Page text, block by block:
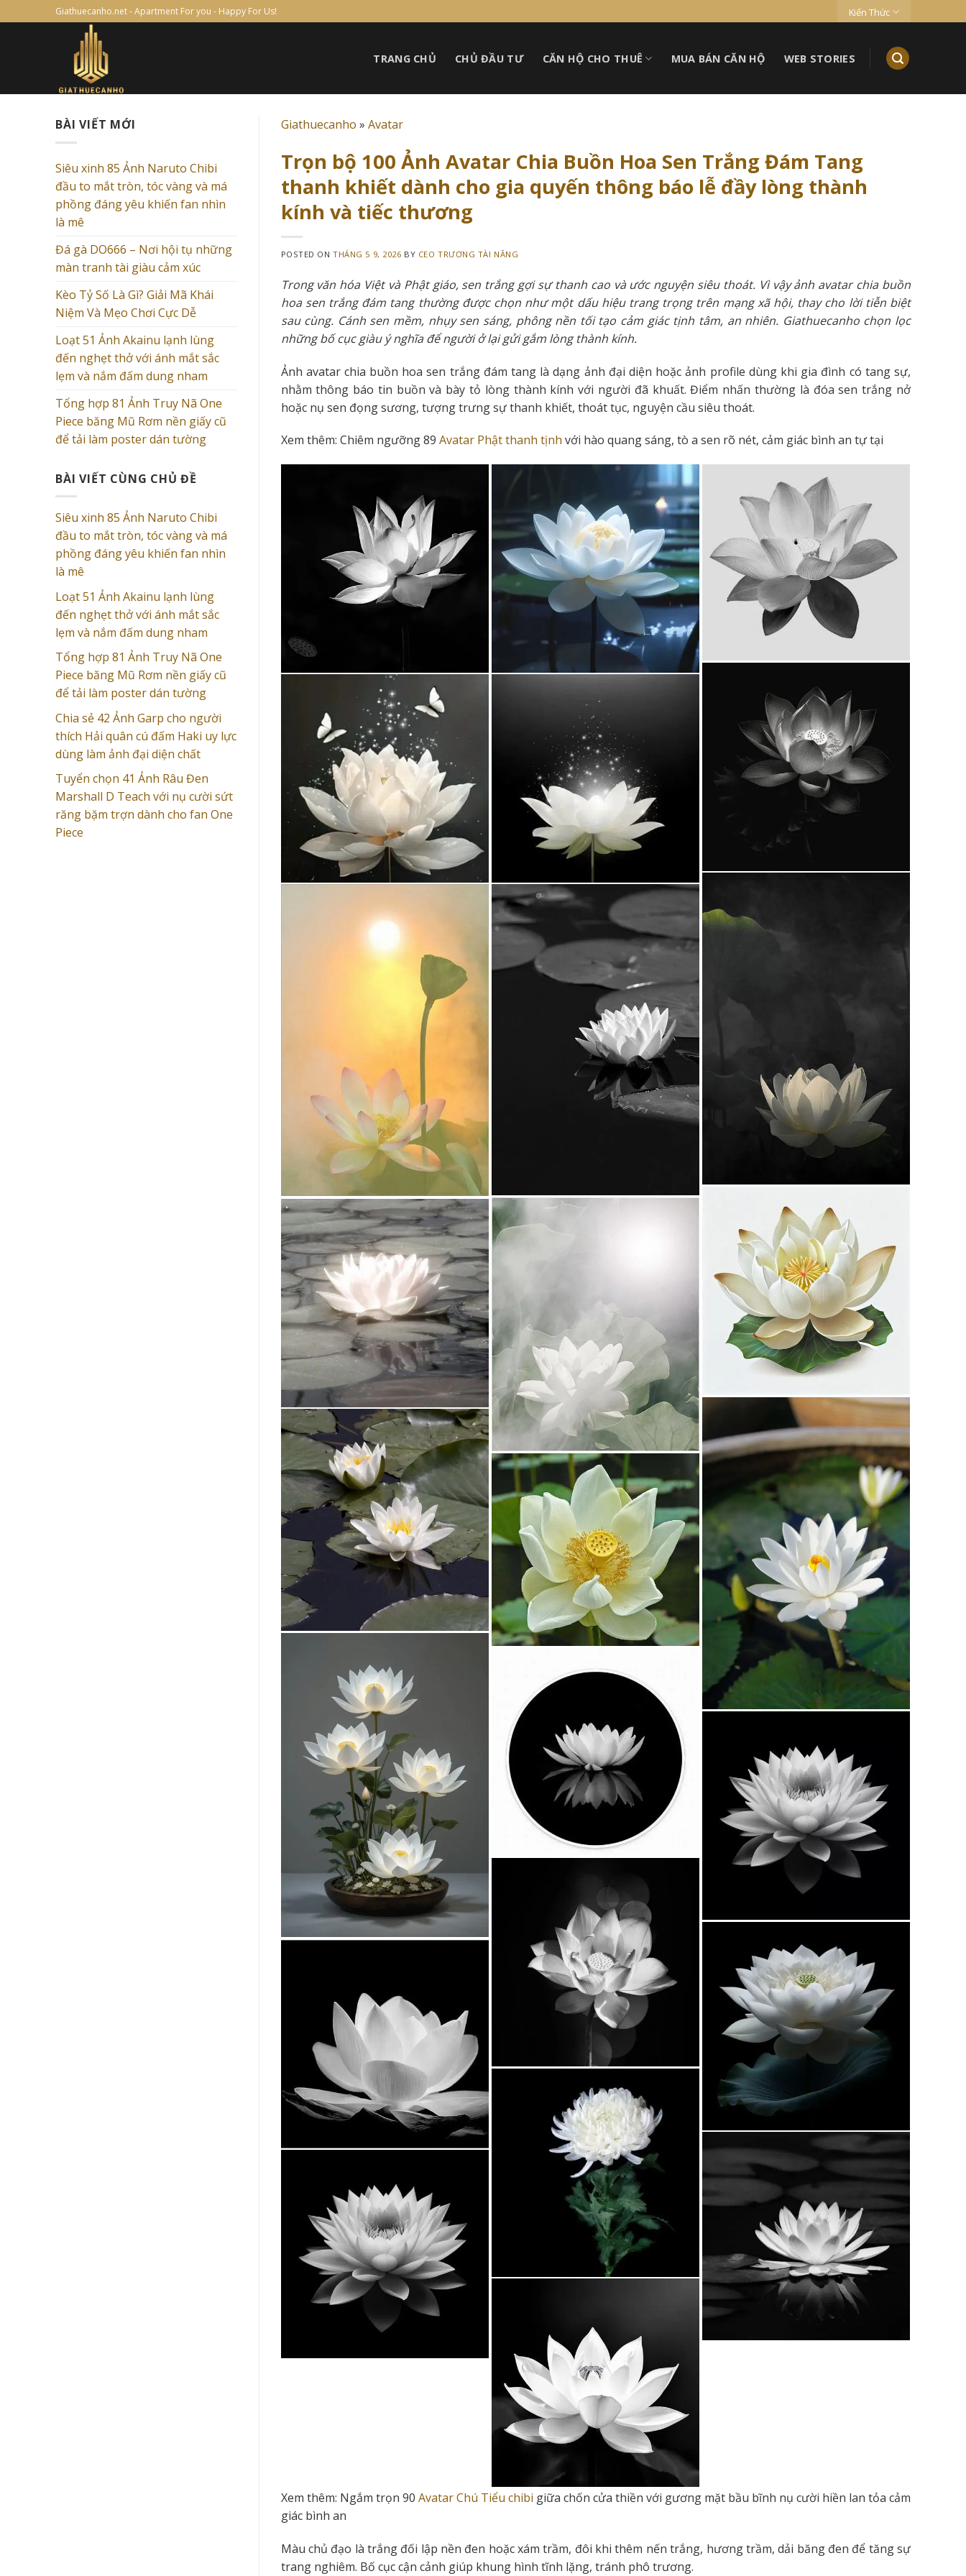
to
Giathuecanho.net - Apartment For you - Happy For Us! Kiến Thức
TRANG CHỦ CHỦ ĐẦU TƯ CĂN HỘ CHO THUÊ MUA BÁN CĂN HỘ WEB STORIES
BÀI VIẾT MỚI
Siêu xinh 85 Ảnh Naruto Chibi
đầu to mắt tròn, tóc vàng và má
phồng đáng yêu khiến fan nhìn
là mê
Đá gà DO666 – Nơi hội tụ những
màn tranh tài giàu cảm xúc
Kèo Tỷ Số Là Gì? Giải Mã Khái
Niệm Và Mẹo Chơi Cực Dễ
Loạt 51 Ảnh Akainu lạnh lùng
đến nghẹt thở với ánh mắt sắc
lẹm và nắm đấm dung nham
Tổng hợp 81 Ảnh Truy Nã One
Piece băng Mũ Rơm nền giấy cũ
để tải làm poster dán tường
BÀI VIẾT CÙNG CHỦ ĐỀ
Siêu xinh 85 Ảnh Naruto Chibi
đầu to mắt tròn, tóc vàng và má
phồng đáng yêu khiến fan nhìn
là mê
Loạt 51 Ảnh Akainu lạnh lùng
đến nghẹt thở với ánh mắt sắc
lẹm và nắm đấm dung nham
Tổng hợp 81 Ảnh Truy Nã One
Piece băng Mũ Rơm nền giấy cũ
để tải làm poster dán tường
Chia sẻ 42 Ảnh Garp cho người
thích Hải quân cú đấm Haki uy lực
dùng làm ảnh đại diện chất
Tuyển chọn 41 Ảnh Râu Đen
Marshall D Teach với nụ cười sứt
răng bặm trợn dành cho fan One
Piece
Giathuecanho » Avatar
Trọn bộ 100 Ảnh Avatar Chia Buồn Hoa Sen Trắng Đám Tang
thanh khiết dành cho gia quyến thông báo lễ đầy lòng thành
kính và tiếc thương
POSTED ONTHÁNG 5 9, 2026 BY CEO TRƯƠNG TÀI NĂNG
Trong văn hóa Việt và Phật giáo, sen trắng gợi sự thanh cao và ước nguyện siêu thoát. Vì vậy ảnh avatar chia buồn
hoa sen trắng đám tang thường được chọn như một dấu hiệu trang trọng trên mạng xã hội, thay cho lời tiễn biệt
sau cùng. Cánh sen mềm, nhụy sen sáng, phông nền tối tạo cảm giác tịnh tâm, an nhiên. Giathuecanho chọn lọc
những bố cục giàu ý nghĩa để người ở lại gửi gắm lòng thành kính.
Ảnh avatar chia buồn hoa sen trắng đám tang là dạng ảnh đại diện hoặc ảnh profile dùng khi gia đình có tang sự,
nhằm thông báo tin buồn và bày tỏ lòng thành kính với người đã khuất. Điểm nhấn thường là đóa sen trắng nở
hoặc nụ sen đọng sương, tượng trưng sự thanh khiết, thoát tục, nguyện cầu siêu thoát.
Xem thêm: Chiêm ngưỡng 89 Avatar Phật thanh tịnh với hào quang sáng, tò a sen rõ nét, cảm giác bình an tự tại
Xem thêm: Ngắm trọn 90 Avatar Chú Tiểu chibi giữa chốn cửa thiền với gương mặt bầu bĩnh nụ cười hiền lan tỏa cảm
giác bình an
Màu chủ đạo là trắng đối lập nền đen hoặc xám trầm, đôi khi thêm nến trắng, hương trầm, dải băng đen để tăng sự
trang nghiêm. Bố cục cận cảnh giúp khung hình tĩnh lặng, tránh phô trương.